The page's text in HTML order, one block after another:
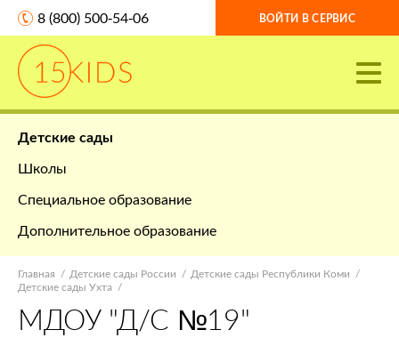
8 (800) 500-54-06 ВОЙТИ В СЕРВИС
Детские сады
Школы
Специальное образование
Дополнительное образование
Главная Детские сады России
Детские сады Республики Коми
Детские сады Ухта
МДОУ "Д/С №19"